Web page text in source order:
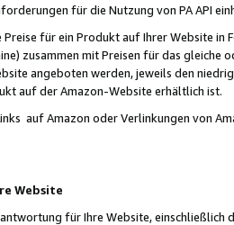
für die Nutzung von PA API
Preise für ein Produkt auf Ihrer Website
zusammen mit Preisen für das
angeboten werden, jeweils den
auf der Amazon-Website erhältlich ist.
auf Amazon oder Verlinkungen von
Website
für Ihre Website,